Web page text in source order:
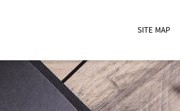
SITE MAP